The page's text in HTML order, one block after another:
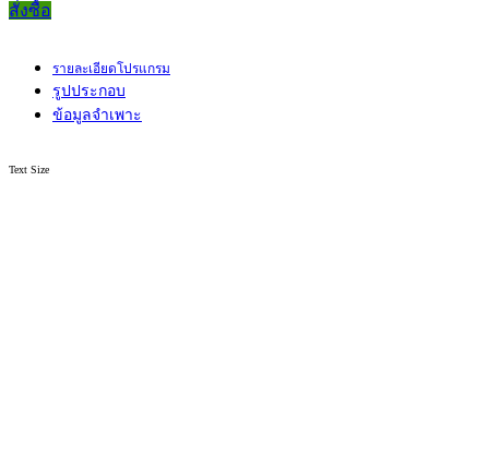
สั่งซื้อ
รายละเอียดโปรแกรม
รูปประกอบ
ข้อมูลจำเพาะ
Text Size